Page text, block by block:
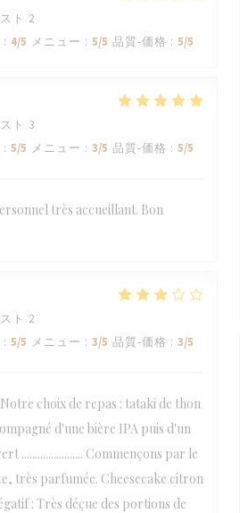
ト 2
: 4/5 メニュー : 5/5 品質-価格 : 5/5
ト 3
: 5/5 メニュー : 3/5 品質-価格 : 5/5
très accueillant. Bon
ト 2
: 5/5 メニュー : 3/5 品質-価格 : 3/5
choix de repas : tataki de thon
d'une bière IPA puis d'un
....................... Commençons par le
très parfumée. Cheesecake citron
: Très déçue des portions de